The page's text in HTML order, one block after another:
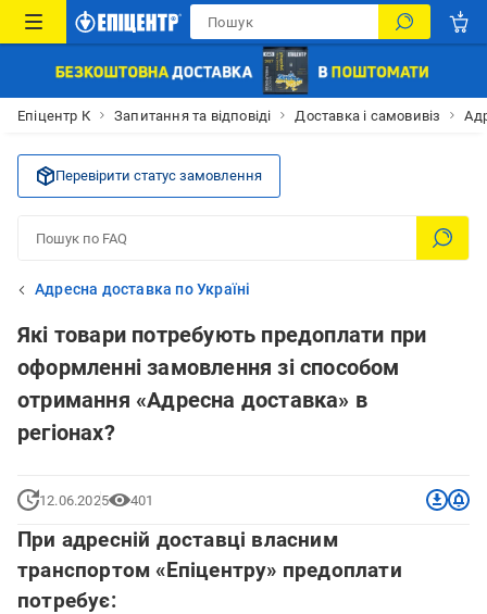
Епіцентр К Запитання та відповіді Доставка і самовивіз
Перевірити статус замовлення
Адресна доставка по Україні
Які товари потребують предоплати при
оформленні замовлення зі способом
отримання «Адресна доставка» в
регіонах?
12.06.2025 401
При адресній доставці власним
транспортом «Епіцентру» предоплати
потребує: